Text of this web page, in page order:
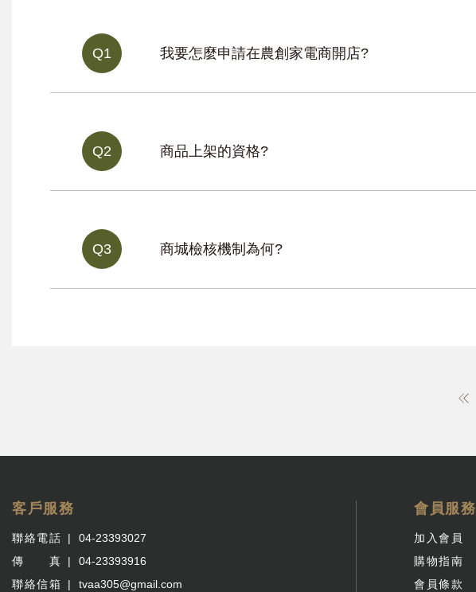
Q1 我要怎麼申請在農創家電商開店?
Q2 商品上架的資格?
Q3 商城檢核機制為何?
客戶服務
聯絡電話
04-23393027
傳 真
04-23393916
聯絡信箱
tvaa305@gmail.com
會員服務
加入會員
購物指南
會員條款